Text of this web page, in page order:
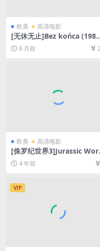
欧美 高清电影
[无休无止]Bez końca
[百度网盘+夸克网盘1080P超
清未删减资源][网盘在线播
下载][MP4/7GB][中文字幕]
6 月前
欧美 高清电影
[侏罗纪世界3]Jurassic Worl
d: Dominion (2022)[百度网
盘+迅雷云盘资源1080P超清
未删减][MP4/9GB][中文字
韩版硬字]
4 年前
VIP